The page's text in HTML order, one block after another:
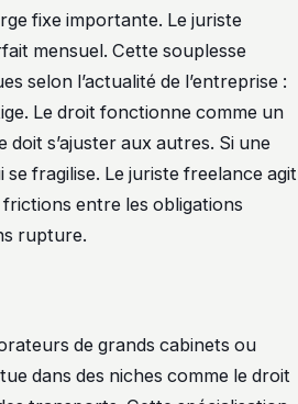
fixe importante. Le juriste
mensuel. Cette souplesse
selon l’actualité de l’entreprise :
Le droit fonctionne comme un
s’ajuster aux autres. Si une
fragilise. Le juriste freelance agit
frictions entre les obligations
rupture.
de grands cabinets ou
dans des niches comme le droit